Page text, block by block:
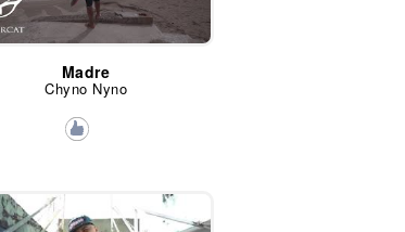
Madre
Chyno Nyno